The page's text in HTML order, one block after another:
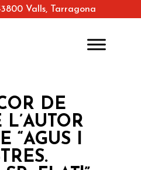
Valls, Tarragona
DE
“AGUS I